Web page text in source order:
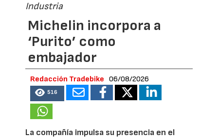
Industria
Michelin incorpora a
‘Purito’ como
embajador
Redacción Tradebike 06/08/2026
516
La compañía impulsa su presencia en el